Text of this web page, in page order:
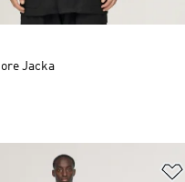
Jacka